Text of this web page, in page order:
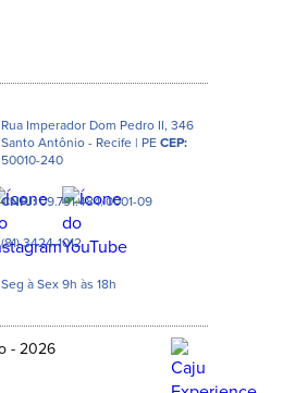
Rua Imperador Dom Pedro II, 346
Santo Antônio - Recife | PECEP:
50010-240
CNPJ:09.791.484/0001-09
(81) 3424-1012
Seg à Sex 9h às 18h
- 2026